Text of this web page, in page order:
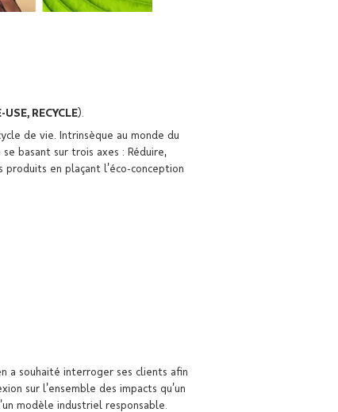
USE, RECYCLE).
de vie. Intrinsèque au monde du
basant sur trois axes : Réduire,
produits en plaçant l’éco-conception
a souhaité interroger ses clients afin
sur l’ensemble des impacts qu’un
modèle industriel responsable.